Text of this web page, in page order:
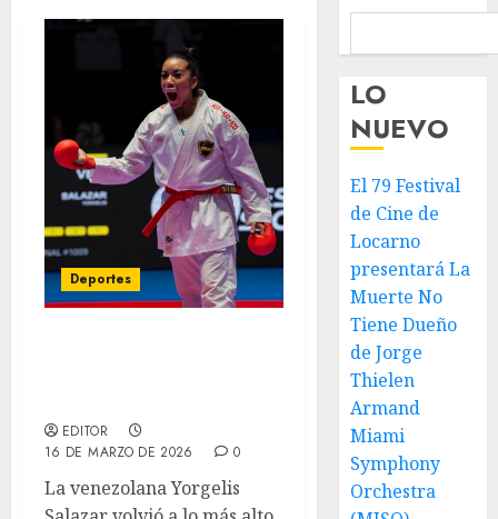
Deportes
EDITOR
16 DE MARZO DE 2026
0
La venezolana Yorgelis
LO
NUEVO
El 79 Festival
de Cine de
Locarno
presentará La
Muerte No
Tiene Dueño
de Jorge
Thielen
Armand
Miami
Symphony
Orchestra